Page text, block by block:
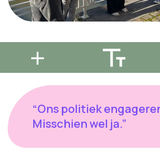
“Ons politiek
Misschien wel ja.”